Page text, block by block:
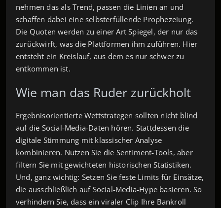
nehmen das als Trend, passen die Linien an und
schaffen dabei eine selbsterfüllende Prophezeiung.
Die Quoten werden zu einer Art Spiegel, der nur das
zurückwirft, was die Plattformen ihm zuführen. Hier
entsteht ein Kreislauf, aus dem es nur schwer zu
entkommen ist.
Wie man das Ruder zurückholt
Ergebnisorientierte Wettstrategen sollten nicht blind
auf die Social‑Media‑Daten hören. Stattdessen die
digitale Stimmung mit klassischer Analyse
kombinieren. Nutzen Sie die Sentiment‑Tools, aber
filtern Sie mit gewichteten historischen Statistiken.
Und, ganz wichtig: Setzen Sie feste Limits für Einsätze,
die ausschließlich auf Social‑Media‑Hype basieren. So
verhindern Sie, dass ein viraler Clip Ihre Bankroll